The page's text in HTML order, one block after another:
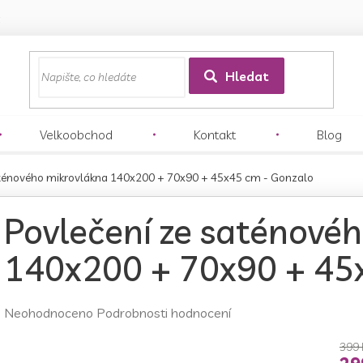
Hledat
Velkoobchod Kontakt Blog
mikrovlákna 140x200 + 70x90 + 45x45 cm - Gonzalo
Povlečení ze
140x200 + 70x90 +
Průměrné
Neohodnoceno Podrobnosti hodnocení
399